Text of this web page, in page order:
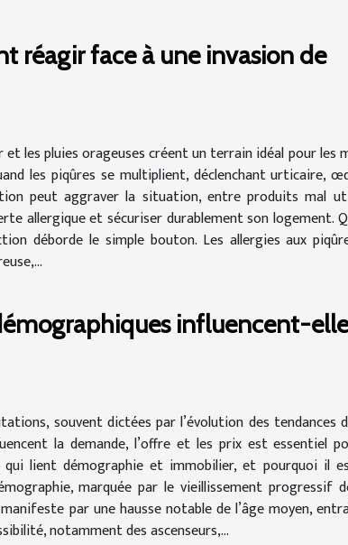
réagir face à une invasion de
et les pluies orageuses créent un terrain idéal pour les
les piqûres se multiplient, déclenchant urticaire,
peut aggraver la situation, entre produits mal
allergique et sécuriser durablement son logement.
déborde le simple bouton. Les allergies aux
influencent-
souvent dictées par l’évolution des tendances
la demande, l’offre et les prix est essentiel
qui lient démographie et immobilier, et pourquoi il
marquée par le vieillissement progressif
par une hausse notable de l’âge moyen,
notamment des ascenseurs,...